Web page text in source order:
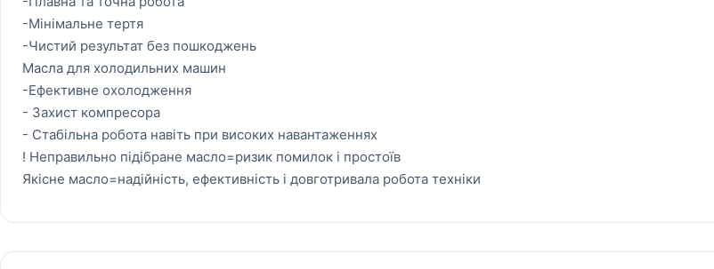
-Мінімальне тертя
-Чистий результат без пошкоджень
Масла для холодильних машин
-Ефективне охолодження
- Захист компресора
- Стабільна робота навіть при високих навантаженнях
! Неправильно підібране масло=ризик помилок і простоїв
Якісне масло=надійність, ефективність і довготривала робота техніки